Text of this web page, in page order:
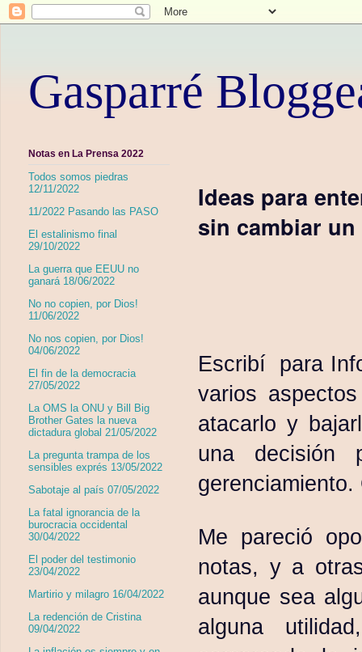
Gasparré
Ideas para
sin cambiar
Escribí para
varios
atacarlo y
una decisión
Me pareció
notas, y a
aunque sea
alguna
Notas en La Prensa 2022
Todos somos piedras
12/11/2022
11/2022 Pasando las PASO
El estalinismo final
29/10/2022
La guerra que EEUU no
ganará 18/06/2022
No no copien, por Dios!
11/06/2022
No nos copien, por Dios!
04/06/2022
El fin de la democracia
27/05/2022
La OMS la ONU y Bill Big
Brother Gates la nueva
dictadura global 21/05/2022
La pregunta trampa de los
sensibles exprés 13/05/2022
Sabotaje al país 07/05/2022
La fatal ignorancia de la
burocracia occidental
30/04/2022
El poder del testimonio
23/04/2022
Martirio y milagro 16/04/2022
La redención de Cristina
09/04/2022